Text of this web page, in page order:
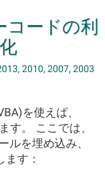
ードの利
2010, 2007, 2003
を使えば、
す。 ここでは、
ルを埋め込み、
す：